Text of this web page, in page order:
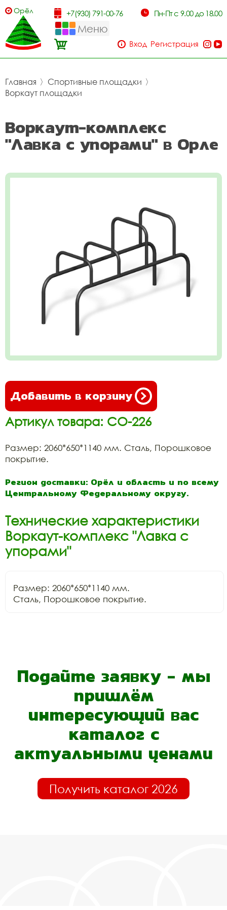
Орёл +7(930) 791-00-76 Пн-Пт с 9.00 до 18.00
Меню
Вход Регистрация
Главная 〉 Спортивные площадки 〉
Воркаут площадки
Воркаут-комплекс
"Лавка с упорами" в Орле
Добавить в корзину
Артикул товара: СО-226
Размер: 2060*650*1140 мм. Сталь, Порошковое
покрытие.
Регион доставки: Орёл и область и по всему
Центральному Федеральному округу.
Технические характеристики
Воркаут-комплекс "Лавка с
упорами"
Размер: 2060*650*1140 мм.
Сталь, Порошковое покрытие.
Подайте заявку - мы
пришлём
интересующий вас
каталог с
актуальными ценами
Получить каталог 2026